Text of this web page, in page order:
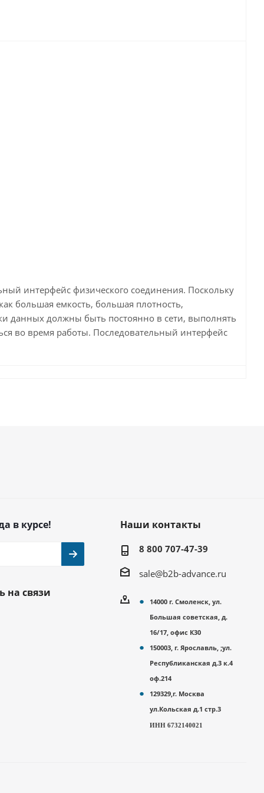
интерфейс физического соединения. Поскольку
большая емкость, большая плотность,
данных должны быть постоянно в сети, выполнять
во время работы. Последовательный интерфейс
в курсе!
на связи
Наши контакты
8 800 707-47-39
sale@b2b-advance.ru
14000 г. Смоленск, ул.
Большая советская, д.
16/17, офис К30
150003, г. Ярославль, ;ул.
Республиканская д.3 к.4
оф.214
129329,г. Москва
ул.Кольская д.1 стр.3
ИНН 6732140021